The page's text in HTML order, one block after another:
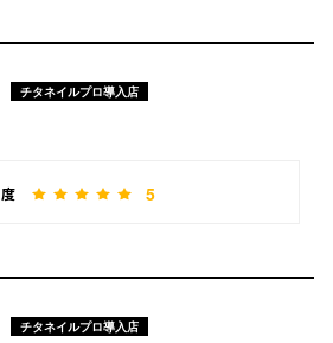
チタネイルプロ導入店
5
チタネイルプロ導入店